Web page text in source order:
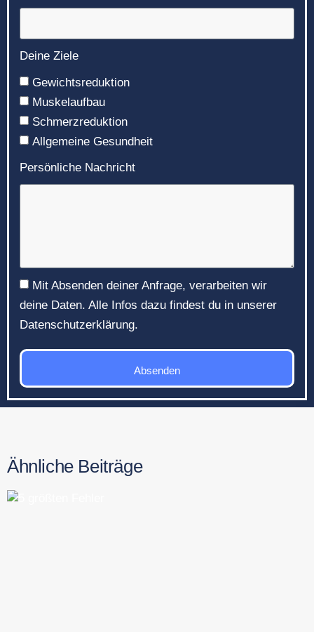
Deine Ziele
Gewichtsreduktion
Muskelaufbau
Schmerzreduktion
Allgemeine Gesundheit
Persönliche Nachricht
Mit Absenden deiner Anfrage, verarbeiten wir
deine Daten. Alle Infos dazu findest du in unserer
Datenschutzerklärung.
Absenden
Ähnliche Beiträge